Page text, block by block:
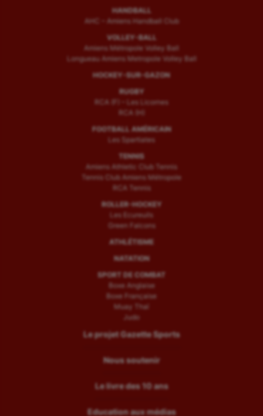
HANDBALL
AHC – Amiens Handball Club
VOLLEY-BALL
Amiens Métropole Volley Ball
Longueau Amiens Metropole Volley Ball
HOCKEY-SUR-GAZON
RUGBY
RCA (F) – Les Licornes
RCA (H)
FOOTBALL AMÉRICAIN
Les Spartiates
TENNIS
Amiens Athletic Club Tennis
Tennis Club Amiens Métropole
RCA Tennis
ROLLER-HOCKEY
Les Ecureuils
Green Falcons
ATHLÉTISME
NATATION
SPORT DE COMBAT
Boxe Anglaise
Boxe Française
Muay Thaï
Judo
Le projet Gazette Sports
Nous soutenir
Le livre des 10 ans
Education aux médias